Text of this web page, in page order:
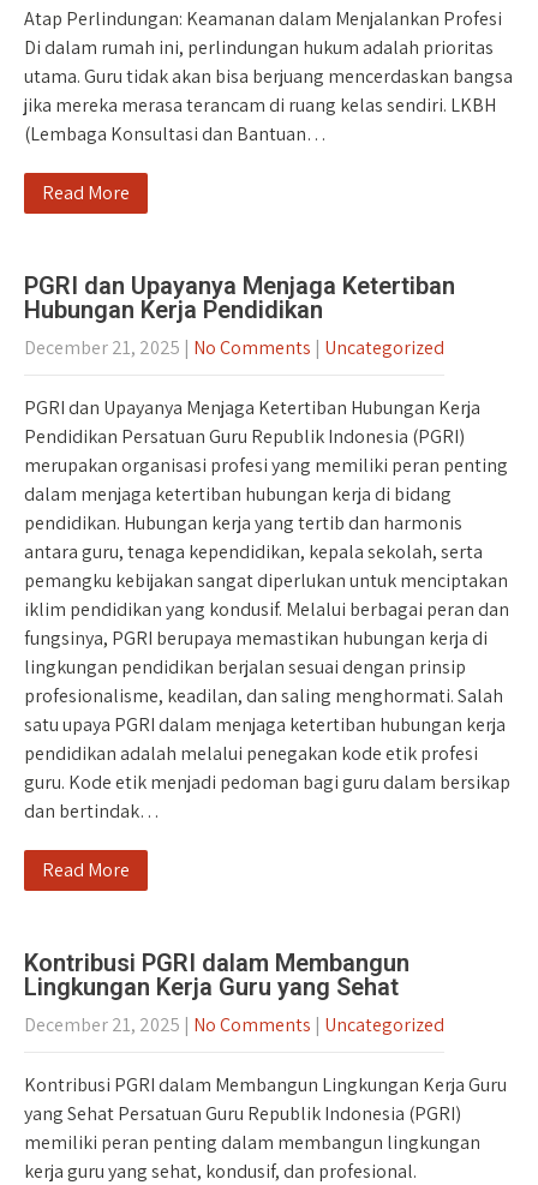
Atap Perlindungan: Keamanan dalam Menjalankan Profesi
Di dalam rumah ini, perlindungan hukum adalah prioritas
utama. Guru tidak akan bisa berjuang mencerdaskan bangsa
jika mereka merasa terancam di ruang kelas sendiri. LKBH
(Lembaga Konsultasi dan Bantuan…
Read More
PGRI dan Upayanya Menjaga Ketertiban
Hubungan Kerja Pendidikan
December 21, 2025 | No Comments | Uncategorized
PGRI dan Upayanya Menjaga Ketertiban Hubungan Kerja
Pendidikan Persatuan Guru Republik Indonesia (PGRI)
merupakan organisasi profesi yang memiliki peran penting
dalam menjaga ketertiban hubungan kerja di bidang
pendidikan. Hubungan kerja yang tertib dan harmonis
antara guru, tenaga kependidikan, kepala sekolah, serta
pemangku kebijakan sangat diperlukan untuk menciptakan
iklim pendidikan yang kondusif. Melalui berbagai peran dan
fungsinya, PGRI berupaya memastikan hubungan kerja di
lingkungan pendidikan berjalan sesuai dengan prinsip
profesionalisme, keadilan, dan saling menghormati. Salah
satu upaya PGRI dalam menjaga ketertiban hubungan kerja
pendidikan adalah melalui penegakan kode etik profesi
guru. Kode etik menjadi pedoman bagi guru dalam bersikap
dan bertindak…
Read More
Kontribusi PGRI dalam Membangun
Lingkungan Kerja Guru yang Sehat
December 21, 2025 | No Comments | Uncategorized
Kontribusi PGRI dalam Membangun Lingkungan Kerja Guru
yang Sehat Persatuan Guru Republik Indonesia (PGRI)
memiliki peran penting dalam membangun lingkungan
kerja guru yang sehat, kondusif, dan profesional.